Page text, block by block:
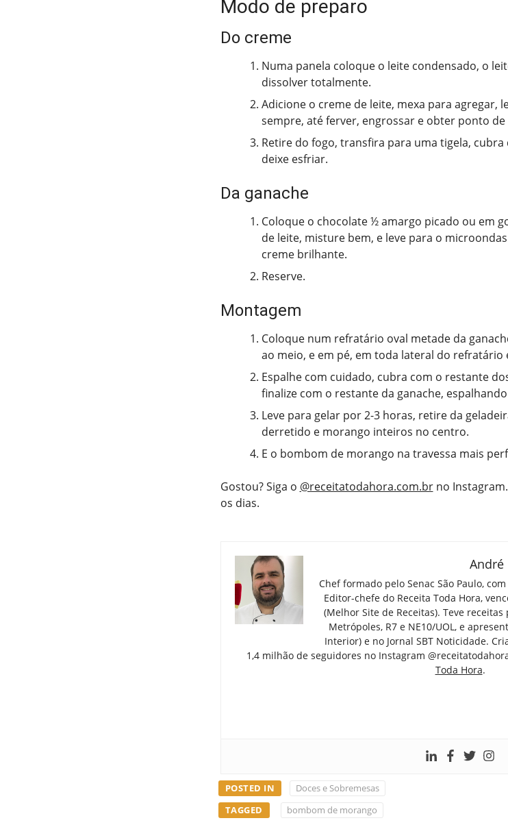
Modo de preparo
Do creme
Numa panela coloque o leite condensado, o
dissolver totalmente.
Adicione o creme de leite, mexa para agregar,
sempre, até ferver, engrossar e obter ponto
Retire do fogo, transfira para uma tigela,
deixe esfriar.
Da ganache
Coloque o chocolate ½ amargo picado ou em
de leite, misture bem, e leve para o
creme brilhante.
Reserve.
Montagem
Coloque num refratário oval metade da
ao meio, e em pé, em toda lateral do
Espalhe com cuidado, cubra com o restante
finalize com o restante da ganache,
Leve para gelar por 2-3 horas, retire da
derretido e morango inteiros no centro.
E o bombom de morango na travessa mais
Gostou? Siga o @receitatodahora.com.brno
os dias.
André
Chef formado pelo Senac São Paulo,
Editor-chefe do Receita Toda Hora,
(Melhor Site de Receitas). Teve
Metrópoles, R7 e NE10/UOL, e
Interior) e no Jornal SBT Noticidade.
1,4 milhão de seguidores no Instagram
Toda Hora.
POSTED IN
Doces e Sobremesas
TAGGED
bombom de morango